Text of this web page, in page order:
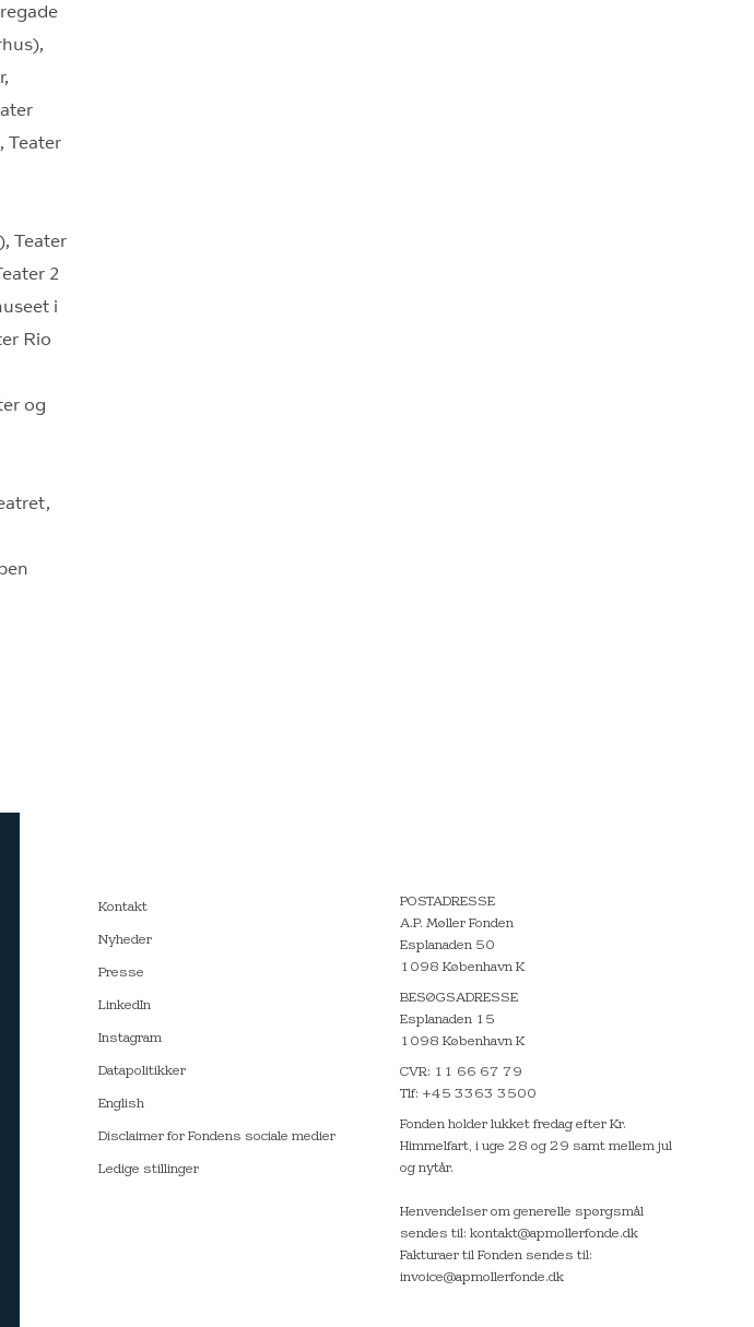
Teater
Teater
2
i
Rio
og
Kontakt
Nyheder
Presse
LinkedIn
Instagram
Datapolitikker
English
Disclaimer for Fondens sociale medier
Ledige stillinger
POSTADRESSE
A.P. Møller Fonden
Esplanaden 50
1098 København K
BESØGSADRESSE
Esplanaden 15
1098 København K
CVR: 11 66 67 79
Tlf: +45 3363 3500
Fonden holder lukket fredag efter Kr.
Himmelfart, i uge 28 og 29 samt mellem jul
og nytår.
Henvendelser om generelle spørgsmål
sendes til: kontakt@apmollerfonde.dk
Fakturaer til Fonden sendes til:
invoice@apmollerfonde.dk